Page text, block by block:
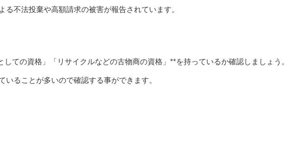
る不法投棄や高額請求の被害が報告されています。
ての資格」「リサイクルなどの古物商の資格」**を持っているか確認しましょう。
いることが多いので確認する事ができます。